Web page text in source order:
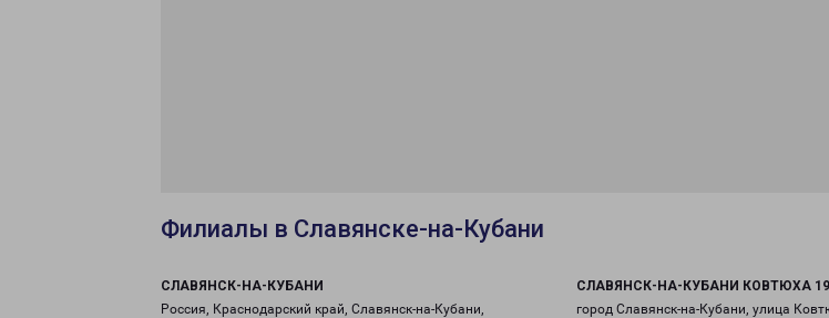
Филиалы в Славянске-на-Кубани
СЛАВЯНСК-НА-КУБАНИ
Россия, Краснодарский край, Славянск-на-Кубани,
СЛАВЯНСК-НА-КУБАНИ КОВТЮХА 19
город Славянск-на-Кубани, улица